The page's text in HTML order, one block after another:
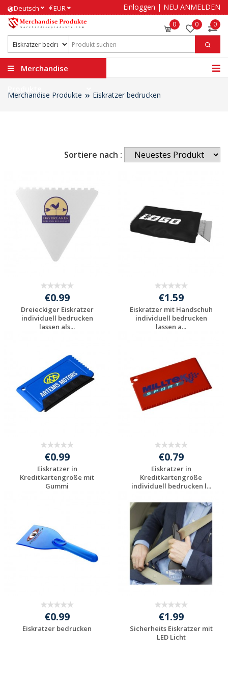
Deutsch €EUR Einloggen | NEU ANMELDEN
0 0 0
Merchandise
Merchandise Produkte Eiskratzer bedrucken
Sortiere nach :
€0.99
Dreieckiger Eiskratzer
individuell bedrucken
lassen als...
€1.59
Eiskratzer mit Handschuh
individuell bedrucken
lassen a...
€0.99
Eiskratzer in
Kreditkartengröße mit
Gummi
€0.79
Eiskratzer in
Kreditkartengröße
individuell bedrucken l...
Preis unverbindlich
anfragen
€0.99
Eiskratzer bedrucken
€1.99
Sicherheits Eiskratzer mit
LED Licht